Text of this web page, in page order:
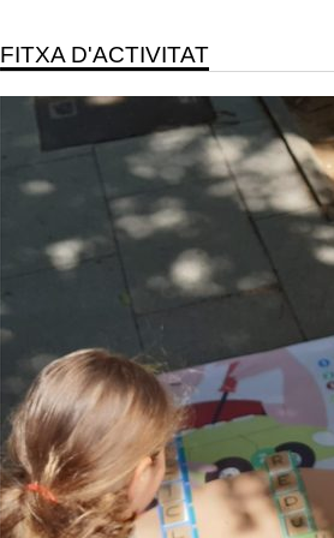
FITXA D'ACTIVITAT